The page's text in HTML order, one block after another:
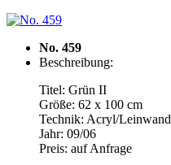
No. 459
Beschreibung:
Titel: Grün II
Größe: 62 x 100 cm
Technik: Acryl/Leinwand
Jahr: 09/06
Preis: auf Anfrage